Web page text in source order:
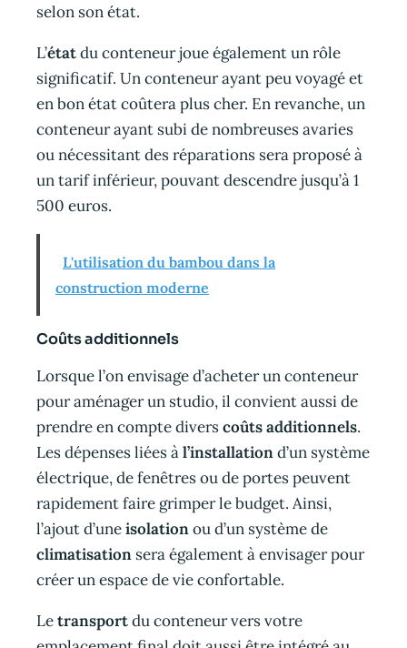
selon son état.
L’étatdu conteneur joue également un rôle
significatif. Un conteneur ayant peu voyagé et
en bon état coûtera plus cher. En revanche, un
conteneur ayant subi de nombreuses avaries
ou nécessitant des réparations sera proposé à
un tarif inférieur, pouvant descendre jusqu’à 1
500 euros.
L'utilisation du bambou dans la
construction moderne
Coûts additionnels
Lorsque l’on envisage d’acheter un conteneur
pour aménager un studio, il convient aussi de
prendre en compte diverscoûts additionnels.
Les dépenses liées àl’installationd’un système
électrique, de fenêtres ou de portes peuvent
rapidement faire grimper le budget. Ainsi,
l’ajout d’uneisolationou d’un système de
climatisation sera également à envisager pour
créer un espace de vie confortable.
Letransportdu conteneur vers votre